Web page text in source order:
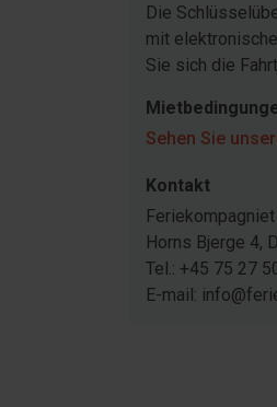
Die
mit
Sie sich die
Sehen Sie
Kontakt
Feriekompagniet
Horns Bjerge 4,
Tel.: +45 75 27
E-mail: